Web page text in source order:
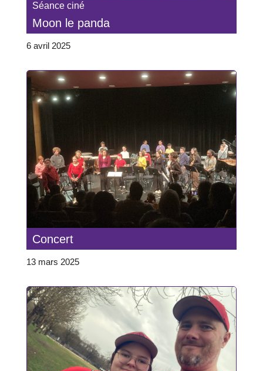
Séance ciné
Moon le panda
6 avril 2025
Concert
13 mars 2025